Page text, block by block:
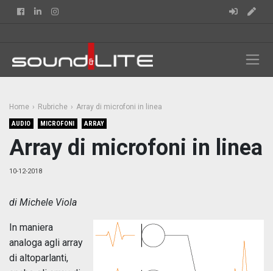
FacebookLinkedin
Home Rubriche Array di microfoni in linea
AUDIO MICROFONI ARRAY
Array di microfoni in linea
10-12-2018
di Michele Viola
In maniera
analoga agli array
di altoparlanti,